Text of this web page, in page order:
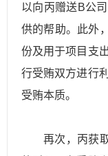
以向丙赠送B公
供的帮助。此外
份及用于项目支
行受贿双方进行
受贿本质。
再次，丙获